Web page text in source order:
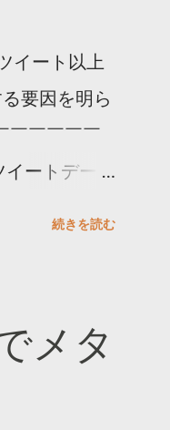
イート以上
要因を明ら
￣￣￣￣￣
イートデータ
続きを読む
メタ